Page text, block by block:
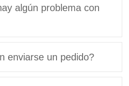
algún problema con
enviarse un pedido?